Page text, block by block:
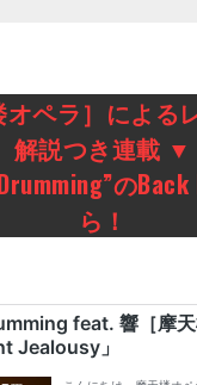
ペラ］による
解説つき連載 ▼
の
ら！